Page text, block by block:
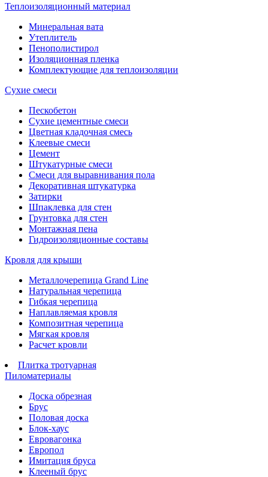
Теплоизоляционный материал
Минеральная вата
Утеплитель
Пенополистирол
Изоляционная пленка
Комплектующие для теплоизоляции
Сухие смеси
Пескобетон
Сухие цементные смеси
Цветная кладочная смесь
Клеевые смеси
Цемент
Штукатурные смеси
Смеси для выравнивания пола
Декоративная штукатурка
Затирки
Шпаклевка для стен
Грунтовка для стен
Монтажная пена
Гидроизоляционные составы
Кровля для крыши
Металлочерепица Grand Line
Натуральная черепица
Гибкая черепица
Наплавляемая кровля
Композитная черепица
Мягкая кровля
Расчет кровли
Плитка тротуарная
Пиломатериалы
Доска обрезная
Брус
Половая доска
Блок-хаус
Евровагонка
Европол
Имитация бруса
Клееный брус